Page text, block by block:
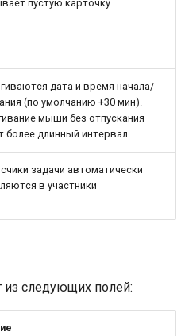
пустую карточку
дата и время начала/
(по умолчанию +30 мин).
мыши без отпускания
более длинный интервал
задачи автоматически
в участники
из следующих полей: